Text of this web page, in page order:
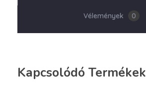
Vélemények 0
Kapcsolódó Termékek